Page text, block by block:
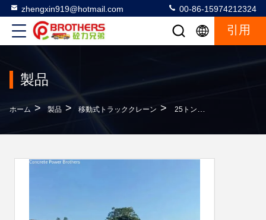
zhengxin919@hotmail.com 00-86-15974212324
引用
製品
ホーム > 製品 > 移動式トラッククレーン > 25トンのトラック用 建設機器用 望遠鏡式クレーン 販売後サービス